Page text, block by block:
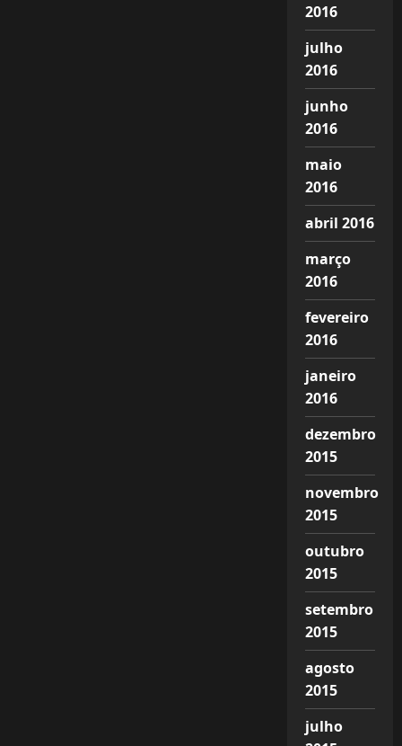
2016
julho
2016
junho
2016
maio
2016
abril 2016
março
2016
fevereiro
2016
janeiro
2016
dezembro
2015
novembro
2015
outubro
2015
setembro
2015
agosto
2015
julho